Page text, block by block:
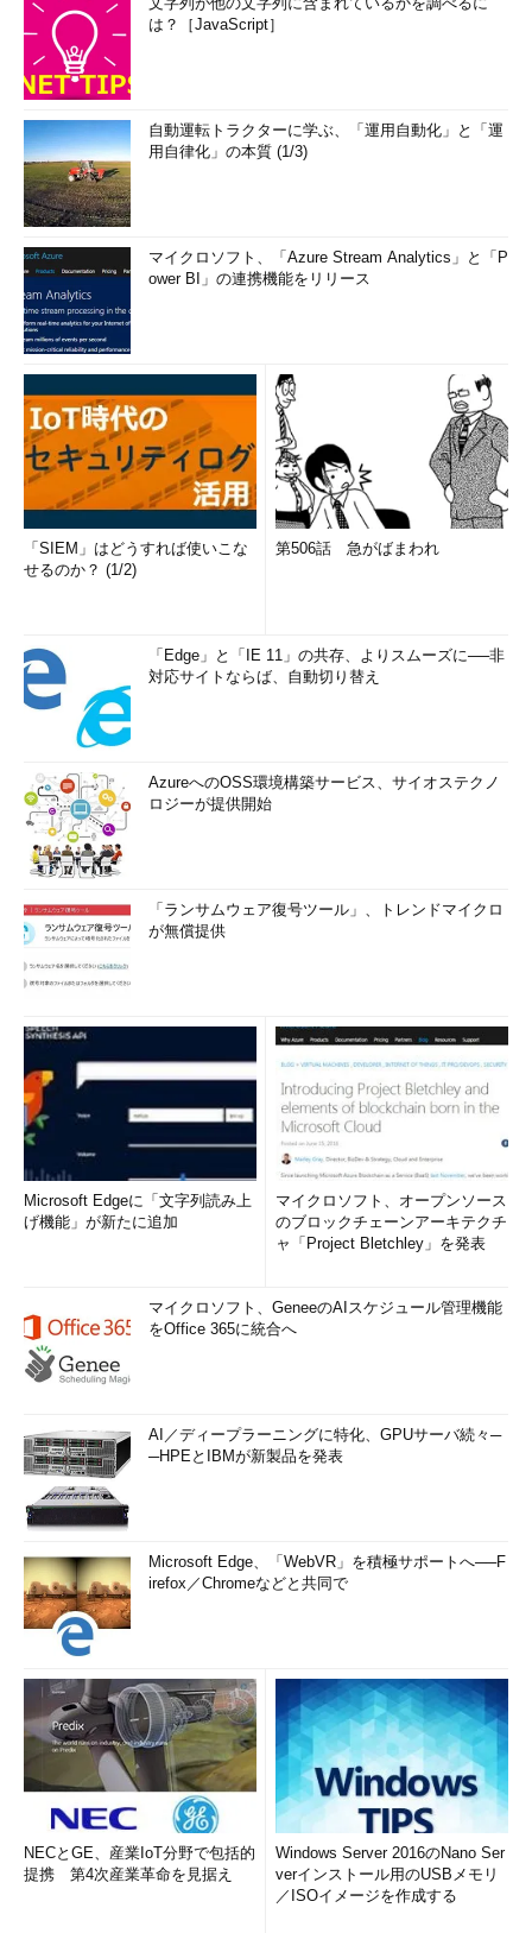
は？［JavaScript］
自動運転トラクターに学ぶ、「運用自動化」と「運
用自律化」の本質 (1/3)
マイクロソフト、「Azure Stream Analytics」と「P
ower BI」の連携機能をリリース
「SIEM」はどうすれば使いこな
せるのか？ (1/2)
第506話 急がばまわれ
「Edge」と「IE 11」の共存、よりスムーズに──非
対応サイトならば、自動切り替え
AzureへのOSS環境構築サービス、サイオステクノ
ロジーが提供開始
「ランサムウェア復号ツール」、トレンドマイクロ
が無償提供
Microsoft Edgeに「文字列読み上
げ機能」が新たに追加
マイクロソフト、オープンソース
のブロックチェーンアーキテクチ
ャ「Project Bletchley」を発表
マイクロソフト、GeneeのAIスケジュール管理機能
をOffice 365に統合へ
AI／ディープラーニングに特化、GPUサーバ続々─
─HPEとIBMが新製品を発表
Microsoft Edge、「WebVR」を積極サポートへ──F
irefox／Chromeなどと共同で
NECとGE、産業IoT分野で包括的
提携 第4次産業革命を見据え
Windows Server 2016のNano Ser
verインストール用のUSBメモリ
／ISOイメージを作成する